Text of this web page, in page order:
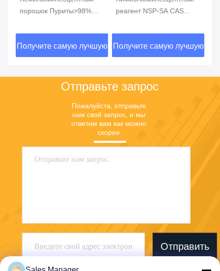
реагент NSP-SA CAS
порошок или твердый
материал
Получите самую лучшую
реагент NSP-DMAE-NHS
порошок Чистота ≥98%
Получите самую лучшую
Отправьте запрос
Пожалуйста, отправьте
нам свой запрос, и мы
ответим вам как можно
скорее.
Отправить